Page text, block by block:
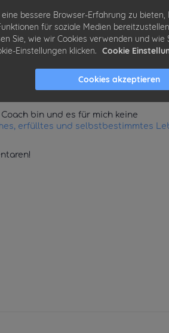
Verhaltensmuster, durch
Daher besteht der zweite Schritt
anzuwenden.
unterscheidet. Letztendlich ist
Niemand kann dir Erfolge
Wenn es mir als Life Coach
berühren, dann stehen die Chancen
bin und es für mich keine
erfülltes und selbstbestimmtes
bessere Browser-Erfahrung zu bieten,
für soziale Medien
Sie, wie wir Cookies verwenden und wie
Einstellungen klicken. Cookie
Cookies akzeptieren